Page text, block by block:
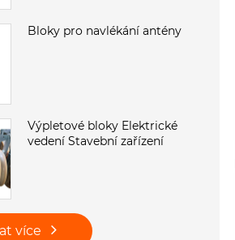
Bloky pro navlékání antény
Výpletové bloky Elektrické
vedení Stavební zařízení
více